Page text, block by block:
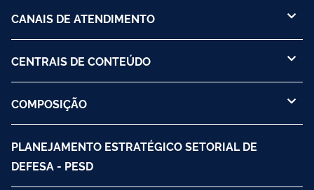
CANAIS DE ATENDIMENTO
CENTRAIS DE CONTEÚDO
COMPOSIÇÃO
PLANEJAMENTO ESTRATÉGICO SETORIAL DE
DEFESA - PESD